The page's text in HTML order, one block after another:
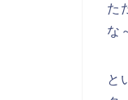
た
な
と